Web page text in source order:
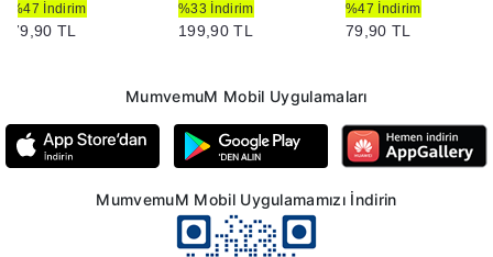
%47 İndirim
79,90 TL
%33 İndirim
199,90 TL
%47 İndirim
79,90 TL
MumvemuM Mobil Uygulamaları
MumvemuM Mobil Uygulamamızı İndirin